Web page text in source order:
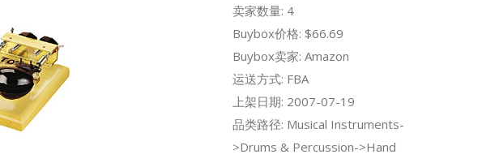
卖家数量: 4
Buybox价格: $66.69
Buybox卖家: Amazon
运送方式: FBA
上架日期: 2007-07-19
品类路径: Musical Instruments-
>Drums & Percussion->Hand